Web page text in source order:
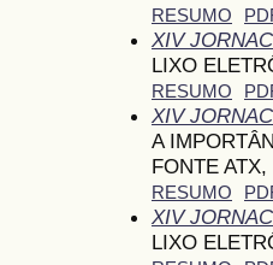
RESUMO
XIV
LIXO
RESUMO
XIV
A
FONTE
RESUMO
XIV
LIXO